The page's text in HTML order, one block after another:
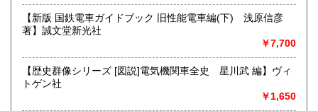
営業時間：(平日)10:00-17:00
定休日：土日祝休/臨時休業有
★出張買取・郵送買取(※要事前相談)致します。
お気軽にご相談ください。
【新版 国鉄電車ガイドブック 旧性能電車編(下) 浅原信彦
著】誠文堂新光社
￥7,700
【歴史群像シリーズ [図説]電気機関車全史 星川武 編】ヴィ
トゲン社
￥1,650